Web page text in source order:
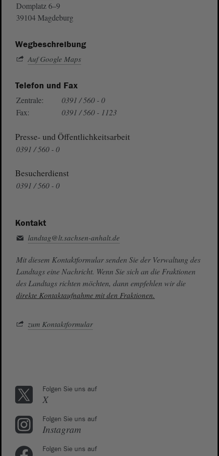
Domplatz 6–9
39104 Magdeburg
Wegbeschreibung
Auf Google Maps
Telefon und Fax
Zentrale:
0391 / 560 - 0
Fax:
0391 / 560 - 1123
Presse- und Öffentlichkeitsarbeit
0391 / 560 - 0
Besucherdienst
0391 / 560 - 0
Kontakt
landtag@lt.sachsen-anhalt.de
Mit diesem Kontaktformular senden Sie der Verwaltung des
Landtags eine Nachricht. Wenn Sie sich an die Fraktionen
des Landtags richten möchten, dann empfehlen wir die
direkte Kontaktaufnahme mit den Fraktionen.
zum Kontaktformular
Folgen Sie uns auf
X
Folgen Sie uns auf
Instagram
Folgen Sie uns auf